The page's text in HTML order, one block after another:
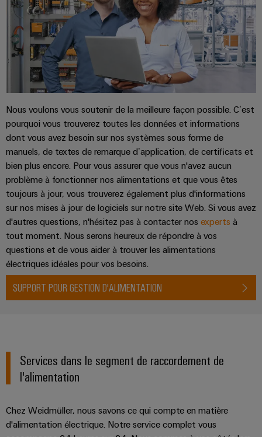
Nous voulons vous soutenir de la meilleure façon possible. C’est
pourquoi vous trouverez toutes les données et informations
dont vous avez besoin sur nos systèmes sous forme de
manuels, de textes de remarque d’application, de certificats et
bien plus encore. Pour vous assurer que vous n'avez aucun
problème à fonctionner nos alimentations et que vous êtes
toujours à jour, vous trouverez également plus d'informations
sur nos mises à jour de logiciels sur notre site Web. Si vous avez
d'autres questions, n'hésitez pas à contacter nos experts à
tout moment. Nous serons heureux de répondre à vos
questions et de vous aider à trouver les alimentations
électriques idéales pour vos besoins.
SUPPORT POUR GESTION D'ALIMENTATION
Services dans le segment de raccordement de
l'alimentation
Chez Weidmüller, nous savons ce qui compte en matière
d'alimentation électrique. Notre service complet vous